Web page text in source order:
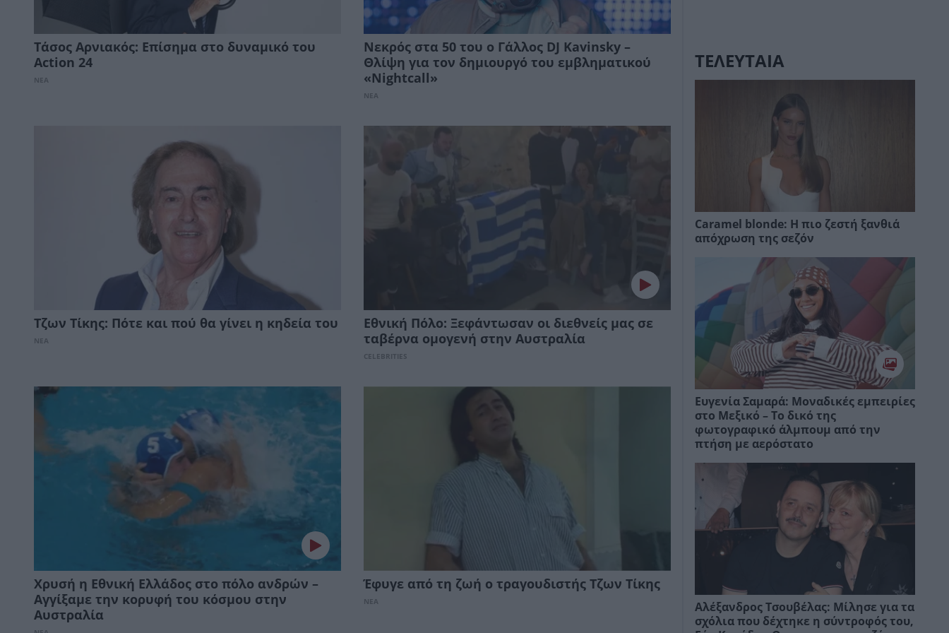
Τάσος Αρνιακός: Επίσημα στο δυναμικό του
Action 24
ΝΕΑ
Νεκρός στα 50 του ο Γάλλος DJ Kavinsky –
Θλίψη για τον δημιουργό του εμβληματικού
«Nightcall»
ΝΕΑ
Τζων Τίκης: Πότε και πού θα γίνει η κηδεία του
ΝΕΑ
Εθνική Πόλο: Ξεφάντωσαν οι διεθνείς μας σε
ταβέρνα ομογενή στην Αυστραλία
CELEBRITIES
Χρυσή η Εθνική Ελλάδος στο πόλο ανδρών –
Αγγίξαμε την κορυφή του κόσμου στην
Αυστραλία
Έφυγε από τη ζωή ο τραγουδιστής Τζων Τίκης
ΝΕΑ
ΤΕΛΕΥΤΑΙΑ
Caramel blonde: Η πιο ζεστή ξανθιά
απόχρωση της σεζόν
Ευγενία Σαμαρά: Μοναδικές εμπειρίες
στο Μεξικό – Το δικό της
φωτογραφικό άλμπουμ από την
πτήση με αερόστατο
Αλέξανδρος Τσουβέλας: Μίλησε για τα
σχόλια που δέχτηκε η σύντροφός του,